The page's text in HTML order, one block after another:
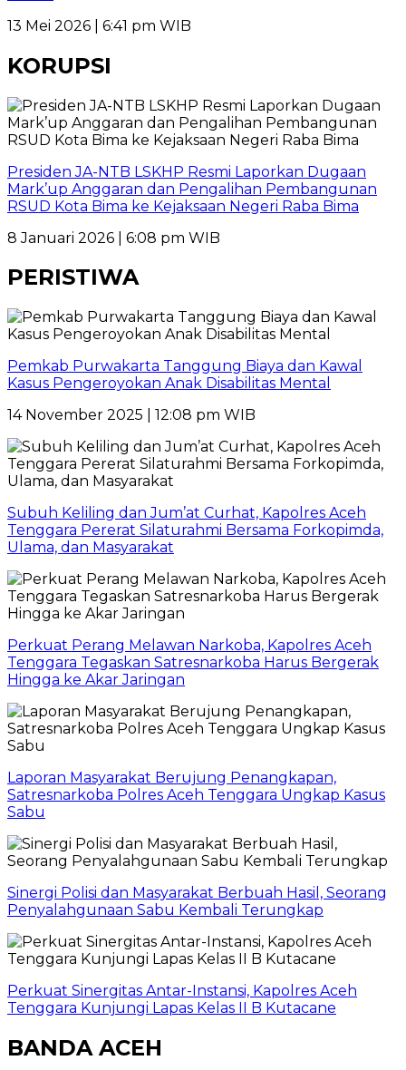
13 Mei 2026 | 6:41 pm WIB
KORUPSI
Presiden JA-NTB LSKHP Resmi Laporkan Dugaan
Mark’up Anggaran dan Pengalihan Pembangunan
RSUD Kota Bima ke Kejaksaan Negeri Raba Bima
8 Januari 2026 | 6:08 pm WIB
PERISTIWA
Pemkab Purwakarta Tanggung Biaya dan Kawal
Kasus Pengeroyokan Anak Disabilitas Mental
14 November 2025 | 12:08 pm WIB
Subuh Keliling dan Jum’at Curhat, Kapolres Aceh
Tenggara Pererat Silaturahmi Bersama Forkopimda,
Ulama, dan Masyarakat
Perkuat Perang Melawan Narkoba, Kapolres Aceh
Tenggara Tegaskan Satresnarkoba Harus Bergerak
Hingga ke Akar Jaringan
Laporan Masyarakat Berujung Penangkapan,
Satresnarkoba Polres Aceh Tenggara Ungkap Kasus
Sabu
Sinergi Polisi dan Masyarakat Berbuah Hasil, Seorang
Penyalahgunaan Sabu Kembali Terungkap
Perkuat Sinergitas Antar-Instansi, Kapolres Aceh
Tenggara Kunjungi Lapas Kelas II B Kutacane
BANDA ACEH